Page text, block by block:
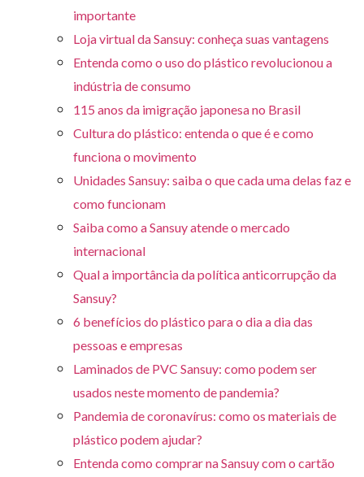
importante
Loja virtual da Sansuy: conheça suas vantagens
Entenda como o uso do plástico revolucionou a
indústria de consumo
115 anos da imigração japonesa no Brasil
Cultura do plástico: entenda o que é e como
funciona o movimento
Unidades Sansuy: saiba o que cada uma delas faz e
como funcionam
Saiba como a Sansuy atende o mercado
internacional
Qual a importância da política anticorrupção da
Sansuy?
6 benefícios do plástico para o dia a dia das
pessoas e empresas
Laminados de PVC Sansuy: como podem ser
usados neste momento de pandemia?
Pandemia de coronavírus: como os materiais de
plástico podem ajudar?
Entenda como comprar na Sansuy com o cartão